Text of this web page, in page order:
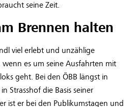
seine Zeit.
Brennen halten
viel erlebt und unzählige
es um seine Ausfahrten mit
geht. Bei den ÖBB längst in
Strasshof die Basis seiner
ist er bei den Publikumstagen und